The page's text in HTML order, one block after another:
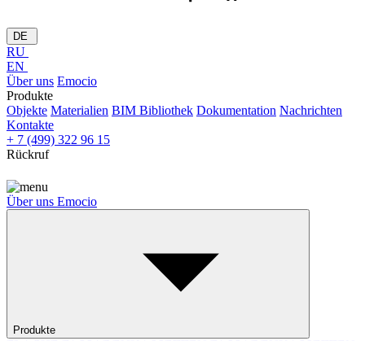
DE
RU
EN
Über uns Emocio
Produkte
Objekte Materialien BIM Bibliothek Dokumentation Nachrichten
Kontakte
+ 7 (499) 322 96 15
Rückruf
Über uns Emocio
Produkte